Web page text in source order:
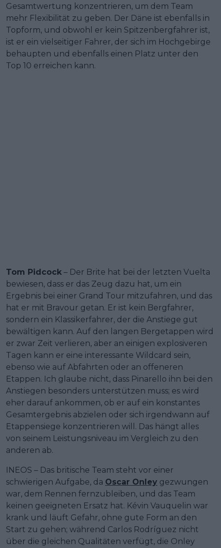
Gesamtwertung konzentrieren, um dem Team
mehr Flexibilität zu geben. Der Däne ist ebenfalls in
Topform, und obwohl er kein Spitzenbergfahrer ist,
ist er ein vielseitiger Fahrer, der sich im Hochgebirge
behaupten und ebenfalls einen Platz unter den
Top 10 erreichen kann.
Tom Pidcock – Der Brite hat bei der letzten Vuelta
bewiesen, dass er das Zeug dazu hat, um ein
Ergebnis bei einer Grand Tour mitzufahren, und das
hat er mit Bravour getan. Er ist kein Bergfahrer,
sondern ein Klassikerfahrer, der die Anstiege gut
bewältigen kann. Auf den langen Bergetappen wird
er zwar Zeit verlieren, aber an einigen explosiveren
Tagen kann er eine interessante Wildcard sein,
ebenso wie auf Abfahrten oder an offeneren
Etappen. Ich glaube nicht, dass Pinarello ihn bei den
Anstiegen besonders unterstützen muss; es wird
eher darauf ankommen, ob er auf ein konstantes
Gesamtergebnis abzielen oder sich irgendwann auf
Etappensiege konzentrieren will. Das hängt alles
von seinem Leistungsniveau im Vergleich zu den
anderen ab.
INEOS – Das britische Team steht vor einer
schwierigen Aufgabe, da Oscar Onley gezwungen
war, dem Rennen fernzubleiben, und das Team
keinen geeigneten Ersatz hat. Kévin Vauquelin war
krank und läuft Gefahr, ohne gute Form an den
Start zu gehen; während Carlos Rodríguez nicht
über die gleichen Qualitäten verfügt, die Onley